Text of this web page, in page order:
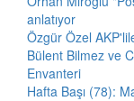
anlatıyor
Özgür Özel
Bülent Bilmez ve
Envanteri
Hafta Başı (78):